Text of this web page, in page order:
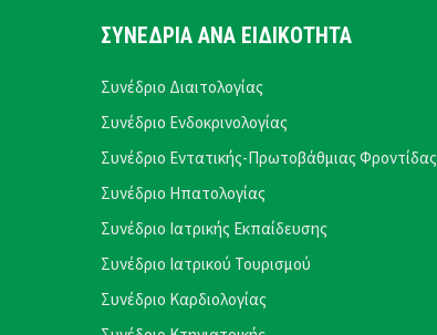
ΣΥΝΕΔΡΙΑ ΑΝΑ ΕΙΔΙΚΟΤΗΤΑ
Συνέδριο Διαιτολογίας
Συνέδριο Ενδοκρινολογίας
Συνέδριο Εντατικής-Πρωτοβάθμιας Φροντίδας
Συνέδριο Ηπατολογίας
Συνέδριο Ιατρικής Εκπαίδευσης
Συνέδριο Ιατρικού Τουρισμού
Συνέδριο Καρδιολογίας